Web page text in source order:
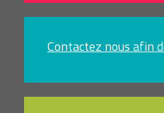
Contactez nous afin